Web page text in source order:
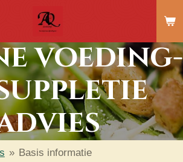
voeding-
» Basis informatie